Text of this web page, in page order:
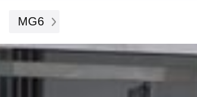
MG6